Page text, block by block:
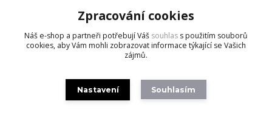
shop@brandscapital.cz
Zpracování cookies
Náš e-shop a partneři potřebují Váš souhlas s použitím souborů
cookies, aby Vám mohli zobrazovat informace týkající se Vašich
zájmů.
Nastavení Souhlasím